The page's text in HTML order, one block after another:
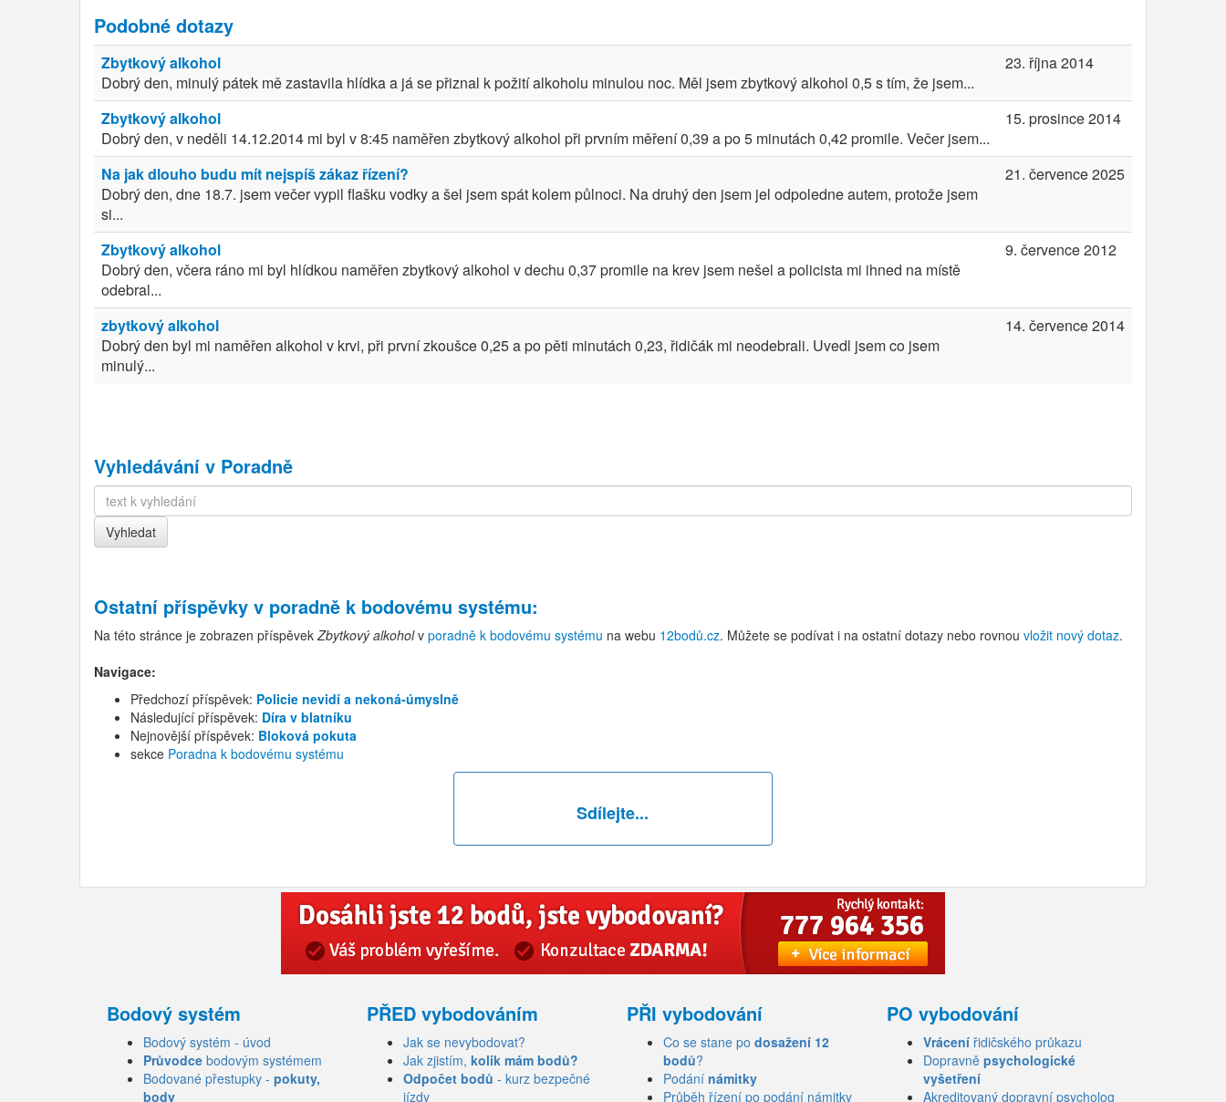
Podobné dotazy
Zbytkový alkohol
Dobrý den, minulý pátek mě zastavila hlídka a já se přiznal k požití alkoholu minulou noc. Měl jsem zbytkový alkohol 0,5 s tím, že jsem...
23. října 2014
Zbytkový alkohol
Dobrý den, v neděli 14.12.2014 mi byl v 8:45 naměřen zbytkový alkohol při prvním měření 0,39 a po 5 minutách 0,42 promile. Večer jsem...
15. prosince 2014
Na jak dlouho budu mít nejspíš zákaz řízení?
Dobrý den, dne 18.7. jsem večer vypil flašku vodky a šel jsem spát kolem půlnoci. Na druhý den jsem jel odpoledne autem, protože jsem
si...
21. července 2025
Zbytkový alkohol
Dobrý den, včera ráno mi byl hlídkou naměřen zbytkový alkohol v dechu 0,37 promile na krev jsem nešel a policista mi ihned na místě
odebral...
9. července 2012
zbytkový alkohol
Dobrý den byl mi naměřen alkohol v krvi, při první zkoušce 0,25 a po pěti minutách 0,23, řidičák mi neodebrali. Uvedl jsem co jsem
minulý...
14. července 2014
Vyhledávání v Poradně
Ostatní příspěvky v poradně k bodovému systému:
Na této stránce je zobrazen příspěvekZbytkový alkoholv poradně k bodovému systému na webu 12bodů.cz. Můžete se podívat i na ostatní dotazy nebo rovnou vložit nový dotaz.
Navigace:
Předchozí příspěvek: Policie nevidí a nekoná-úmyslně
Následující příspěvek: Díra v blatníku
Nejnovější příspěvek: Bloková pokuta
sekce Poradna k bodovému systému
Sdílejte...
Bodový systém
Bodový systém - úvod
Průvodce bodovým systémem
Bodované přestupky - pokuty,
body
PŘED vybodováním
Jak se nevybodovat?
Jak zjistím, kolik mám bodů?
Odpočet bodů - kurz bezpečné
jízdy
PŘI vybodování
Co se stane po dosažení 12
bodů?
Podání námitky
Průběh řízení po podání námitky
PO vybodování
Vrácení řidičského průkazu
Dopravně psychologické
vyšetření
Akreditovaný dopravní psycholog